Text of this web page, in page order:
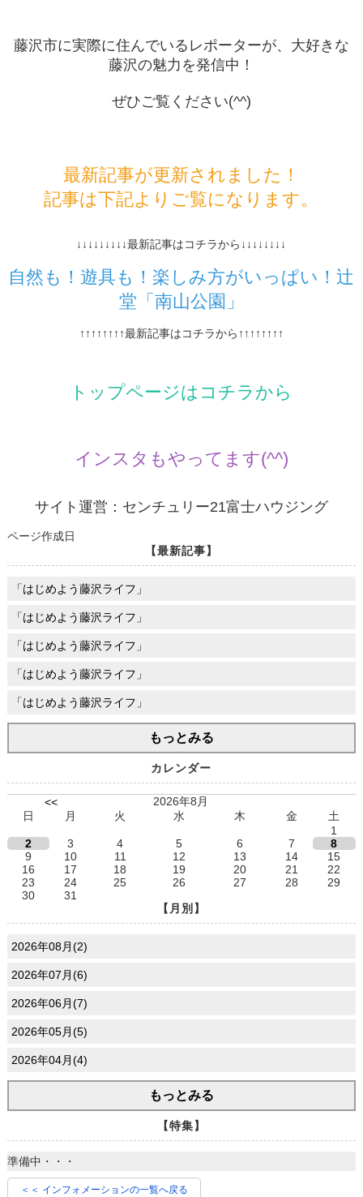
藤沢市に実際に住んでいるレポーターが、大好きな
藤沢の魅力を発信中！
ぜひご覧ください(^^)
最新記事が更新されました！
記事は下記よりご覧になります。
↓↓↓↓↓↓↓↓↓最新記事はコチラから↓↓↓↓↓↓↓↓
自然も！遊具も！楽しみ方がいっぱい！辻
堂「南山公園」
↑↑↑↑↑↑↑↑最新記事はコチラから↑↑↑↑↑↑↑↑
トップページはコチラから
インスタもやってます(^^)
サイト運営：センチュリー21富士ハウジング
ページ作成日
【最新記事】
「はじめよう藤沢ライフ」
「はじめよう藤沢ライフ」
「はじめよう藤沢ライフ」
「はじめよう藤沢ライフ」
「はじめよう藤沢ライフ」
もっとみる
カレンダー
<<
2026年8月
日
月 火 水 木 金
土
1
2
3 4 5 6 7
8
9
10 11 12 13 14
15
16
17 18 19 20 21
22
23
24 25 26 27 28
29
30
31
【月別】
2026年08月(2)
2026年07月(6)
2026年06月(7)
2026年05月(5)
2026年04月(4)
もっとみる
【特集】
準備中・・・
＜＜ インフォメーションの一覧へ戻る